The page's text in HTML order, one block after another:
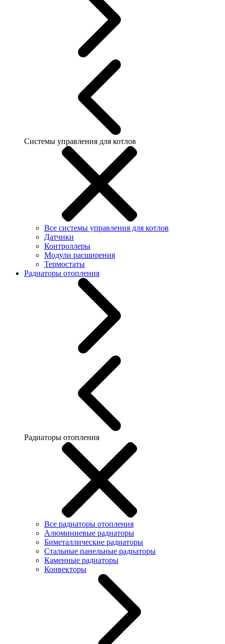
Системы управления для котлов
Все системы управления для котлов
Датчики
Контроллеры
Модули расширения
Термостаты
Радиаторы отопления
Радиаторы отопления
Все радиаторы отопления
Алюминиевые радиаторы
Биметаллические радиаторы
Стальные панельные радиаторы
Каменные радиаторы
Конвекторы